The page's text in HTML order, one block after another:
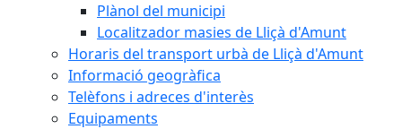
Plànol del municipi
Localitzador masies de Lliçà d'Amunt
Horaris del transport urbà de Lliçà d'Amunt
Informació geogràfica
Telèfons i adreces d'interès
Equipaments